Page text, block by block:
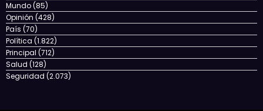
Mundo(85)
Opinión (428)
País (70)
Política (1.822)
Principal (712)
Salud (128)
Seguridad (2.073)